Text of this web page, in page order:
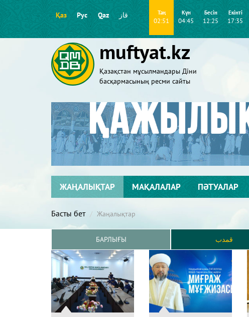
Қаз Рус Qaz قاز Таң
02:51
Күн
04:45
Бесін
12:25
Екінті
17:35
muftyat.kz
Қазақстан мұсылмандары Діни
басқармасының ресми сайты
ЖАҢАЛЫҚТАР МАҚАЛАЛАР ПӘТУАЛАР
Басты бет Жаңалықтар
БАРЛЫҒЫ قمدب